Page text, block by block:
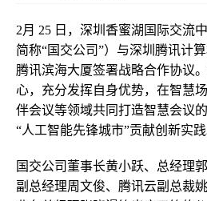
2月 25 日，深圳香蜜湖国际交流
简称“国交公司”）与深圳腾讯计
腾讯滨海大厦签署战略合作协议
心，充分发挥自身优势，在智慧
伴会议等领域共同打造智慧会议
“人工智能先锋城市”贡献创新实践
国交公司董事长黄小跃、总经理
副总经理周文俊、腾讯云副总裁